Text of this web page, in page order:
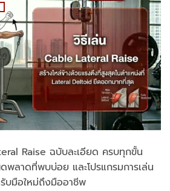
Raise ฉบับละเอียด ครบทุกขั้น
ลาดที่พบบ่อย และโปรแกรมการเล่น
บมือใหม่ถึงมืออาชีพ